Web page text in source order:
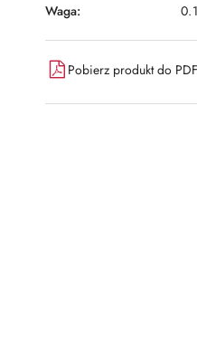
Waga:
Pobierz produkt do PDF